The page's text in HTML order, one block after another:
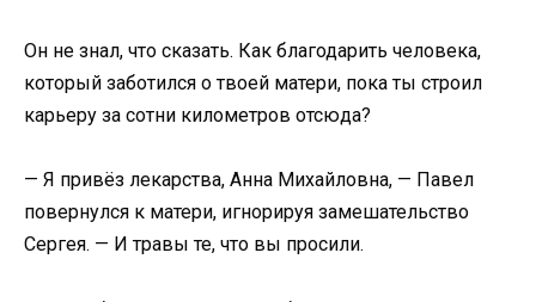
Он не знал, что сказать. Как благодарить человека,
который заботился о твоей матери, пока ты строил
карьеру за сотни километров отсюда?
— Я привёз лекарства, Анна Михайловна, — Павел
повернулся к матери, игнорируя замешательство
Сергея. — И травы те, что вы просили.